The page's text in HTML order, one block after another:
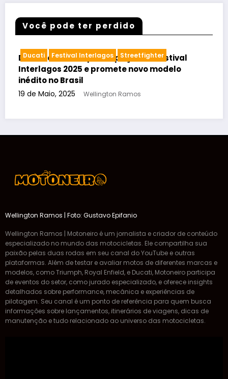
Você pode ter perdido
Festival Interlagos Streetfighter
confirma participação no Festival
2025 e promete novo modelo
no Brasil
de Maio, 2025 Wellington Ramos
Wellington Ramos | Foto: Gustavo Epifanio
Wellington Ramos | Motoneiro é um jornalista e criador de conteúdo
especializado no mundo das motocicletas. Ele compartilha sua
paixão pelas duas rodas em seu canal do YouTube e outras
plataformas. Além de testar e avaliar motos de diferentes marcas e
modelos, como Triumph, Royal Enfield, e Ducati, Motoneiro participa
de eventos do setor, como jurado especializado, e oferece insights
detalhados sobre performance, mecânica e experiências de
pilotagem. Seu canal é um ponto de referência para quem busca
informações sobre lançamentos, itinerários de viagens, dicas de
manutenção e tudo relacionado ao universo das motocicletas.